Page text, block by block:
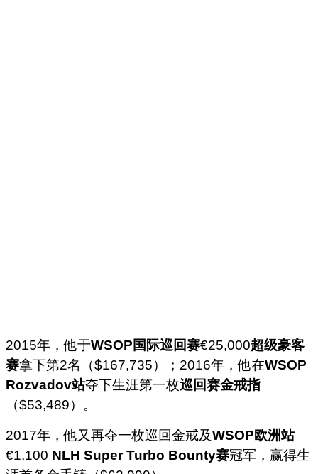
2015年，他于WSOP国际巡回赛€25,000超级豪客
赛拿下第2名（$167,735）；2016年，他在WSOP
Rozvadov站夺下生涯第一枚巡回赛金戒指
（$53,489）。
2017年，他又再夺一枚巡回金戒及WSOP欧洲站
€1,100 NLH Super Turbo Bounty赛冠军，赢得生